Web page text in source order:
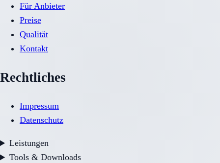
Für Anbieter
Preise
Qualität
Kontakt
Rechtliches
Impressum
Datenschutz
Leistungen
Tools & Downloads